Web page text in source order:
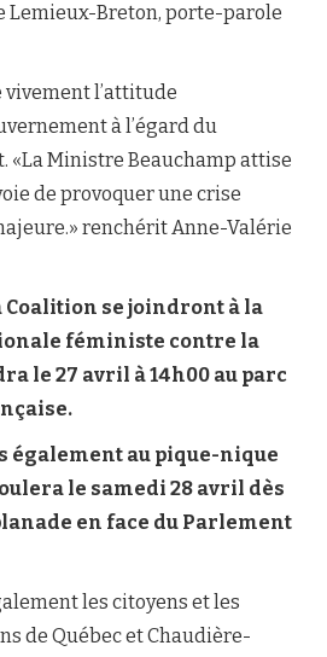
Lemieux-Breton, porte-parole
vivement l’attitude
à l’égard du
«La Ministre Beauchamp attise
de provoquer une crise
renchérit Anne-Valérie
Coalition se joindront à la
féministe contre la
le 27 avril à 14h00 au parc
également au pique-nique
le samedi 28 avril dès
en face du Parlement
les citoyens et les
de Québec et Chaudière-